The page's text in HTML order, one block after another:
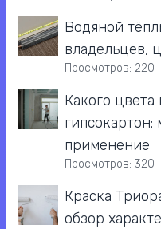
Водяной
владельцев,
Просмотров: 220
Какого цвета
применение
Просмотров: 320
Краска
обзор